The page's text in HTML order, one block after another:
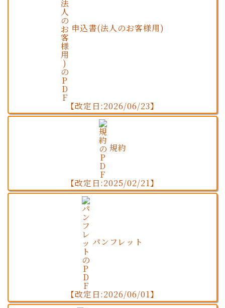
申込書(法人のお客様用)
【改定日:2026/06/23】
規約
【改定日:2025/02/21】
パンフレット
【改定日:2026/06/01】